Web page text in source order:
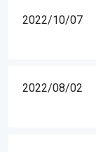
2022/10/07
2022/08/02